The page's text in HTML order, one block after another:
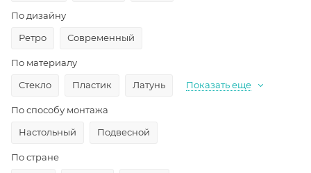
По дизайну
Ретро
Современный
По материалу
Стекло
Пластик Латунь Показать еще
По способу монтажа
Настольный
Подвесной
По стране